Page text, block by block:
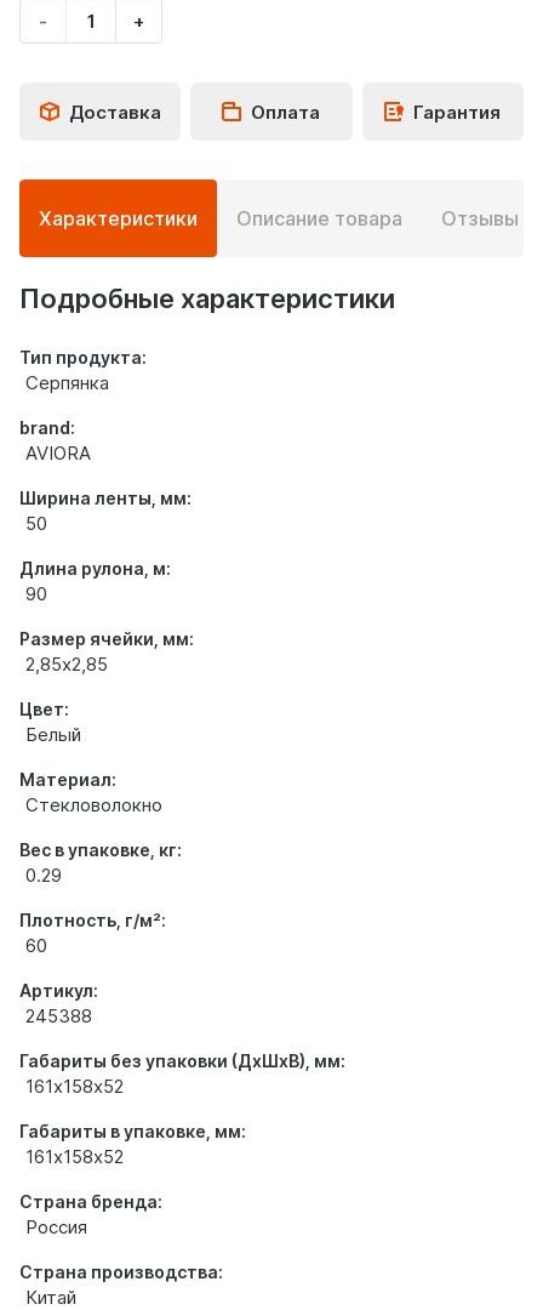
-
Укажите
количество
+
Доставка Оплата Гарантия
Подробная
информация
о
товаре
Характеристики Описание товара Отзывы
Подробные характеристики
Тип продукта:
Серпянка
brand:
AVIORA
Ширина ленты, мм:
50
Длина рулона, м:
90
Размер ячейки, мм:
2,85х2,85
Цвет:
Белый
Материал:
Стекловолокно
Вес в упаковке, кг:
0.29
Плотность, г/м²:
60
Артикул:
245388
Габариты без упаковки (ДхШхВ), мм:
161х158х52
Габариты в упаковке, мм:
161х158х52
Страна бренда:
Россия
Страна производства:
Китай